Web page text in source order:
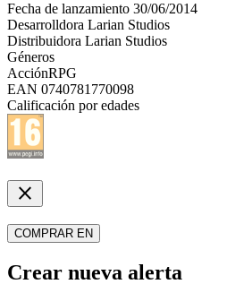
Fecha de lanzamiento 30/06/2014
Desarrolldora Larian Studios
Distribuidora Larian Studios
Géneros
AcciónRPG
EAN 0740781770098
Calificación por edades
close
COMPRAR EN
Crear nueva alerta